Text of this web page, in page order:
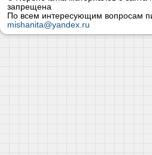
запрещена
По всем интересующим вопросам
mishanita@yandex.ru